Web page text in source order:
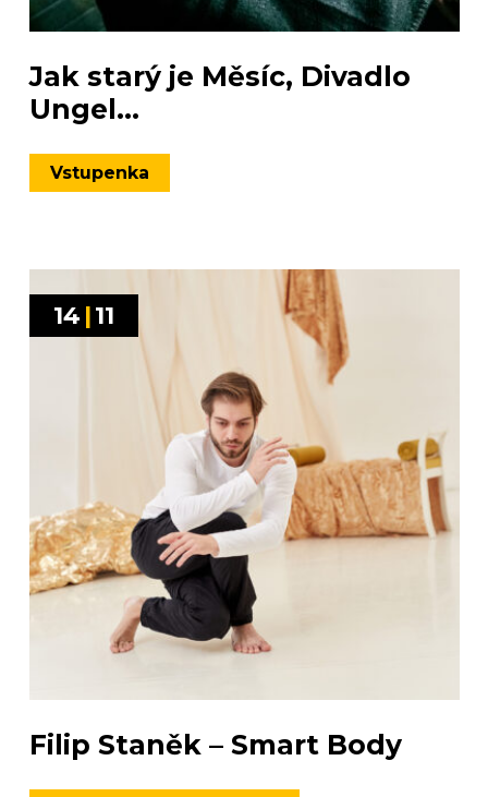
Jak starý je Měsíc, Divadlo
Ungel...
Vstupenka
14 |11
Filip Staněk – Smart Body